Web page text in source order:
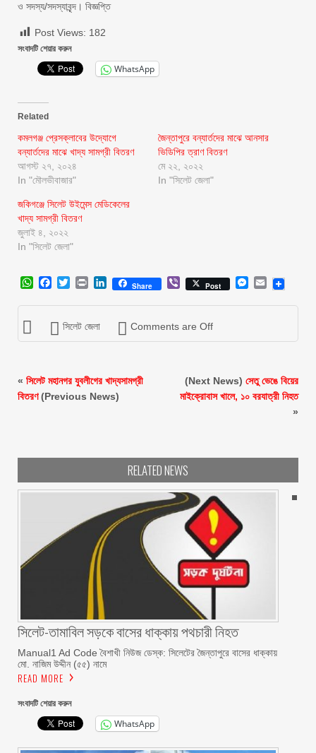
ও সদস্য/সদস্যাবৃন্দ। বিজ্ঞপ্তি
Post Views: 182
সংবাদটি শেয়ার করুন
WhatsApp
Related
কমলগঞ্জ প্রেসক্লাবের উদ্যোগে
বন্যার্তদের মাঝে খাদ্য সামগ্রী বিতরণ
আগস্ট ২৭, ২০২৪
In "মৌলভীবাজার"
জৈন্তাপুরে বন্যার্তদের মাঝে আনসার
ভিডিপির ত্রাণ বিতরণ
মে ২২, ২০২২
In "সিলেট জেলা"
জকিগঞ্জে সিলেট উইমেন্স মেডিকেলের
খাদ্য সামগ্রী বিতরণ
জুলাই ৪, ২০২২
In "সিলেট জেলা"
WhatsApp
Facebook
Twitter
Print LinkedIn
Share ViberPost Messenger
Email
সিলেট জেলা Comments are Off
« সিলেট মহানগর যুবলীগের খাদ্যসামগ্রী
বিতরণ(Previous News)
(Next News) সেতু ভেঙে বিয়ের
মাইক্রোবাস খালে, ১০ বরযাত্রী নিহত
»
RELATED NEWS
সিলেট-তামাবিল সড়কে বাসের ধাক্কায় পথচারী নিহত
Manual1 Ad Code বৈশাখী নিউজ ডেস্ক: সিলেটের জৈন্তাপুরে বাসের ধাক্কায়
মো. নাজিম উদ্দীন (৫৫) নামে
READ MORE
সংবাদটি শেয়ার করুন
WhatsApp